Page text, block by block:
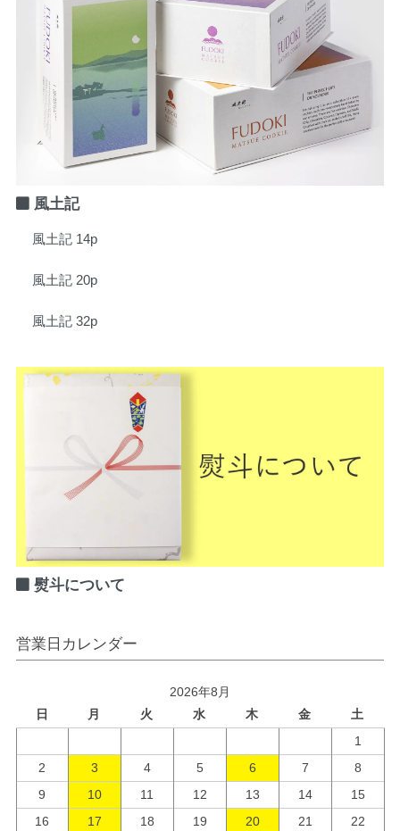
風土記
風土記 14p
風土記 20p
風土記 32p
熨斗について
営業日カレンダー
2026年8月
日
月 火 水 木 金
土
1
2
3 4 5 6 7
8
9
10 11 12 13 14
15
16
17 18 19 20 21
22